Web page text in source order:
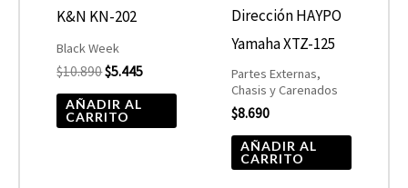
K&N KN-202
Black Week
$10.890$5.445
AÑADIR AL
CARRITO
Dirección HAYPO
Yamaha XTZ-125
Partes Externas,
Chasis y Carenados
$8.690
AÑADIR AL
CARRITO